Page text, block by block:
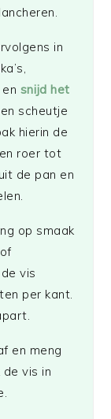
in
snijd het
scheutje
hierin de
roer tot
de pan en
op smaak
vis
per kant.
en meng
vis in